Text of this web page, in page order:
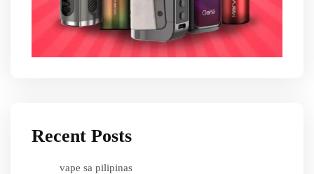
Recent Posts
vape sa pilipinas